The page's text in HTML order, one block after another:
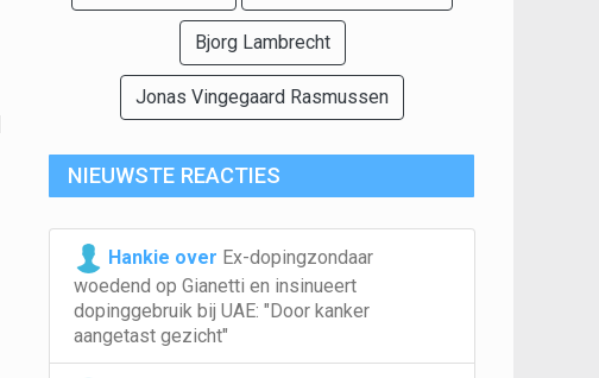
Bjorg Lambrecht
Jonas Vingegaard Rasmussen
NIEUWSTE REACTIES
Hankie over Ex-dopingzondaar
woedend op Gianetti en insinueert
dopinggebruik bij UAE: "Door kanker
aangetast gezicht"